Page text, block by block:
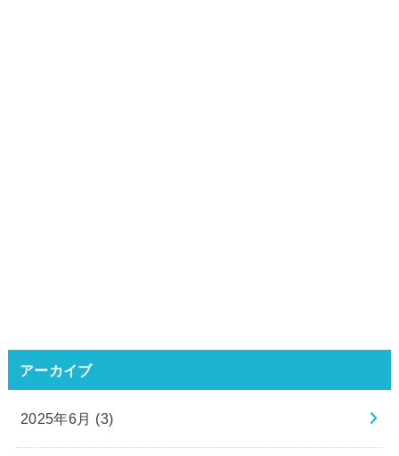
アーカイブ
2025年6月 (3)